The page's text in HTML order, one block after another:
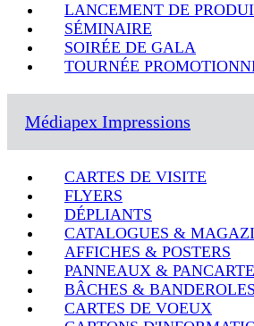
LANCEMENT DE
SÉMINAIRE
SOIRÉE DE GALA
TOURNÉE
Médiapex Impressions
CARTES DE VISITE
FLYERS
DÉPLIANTS
CATALOGUES &
AFFICHES & POSTERS
PANNEAUX &
BÂCHES & BANDEROLES
CARTES DE VOEUX